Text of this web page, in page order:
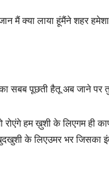
मैं क्या लाया हूंमैंने शहर
सबब पूछती हैतू अब जाने पर
हम ख़ुशी के लिएगम ही
के लिएउमर भर जिसका